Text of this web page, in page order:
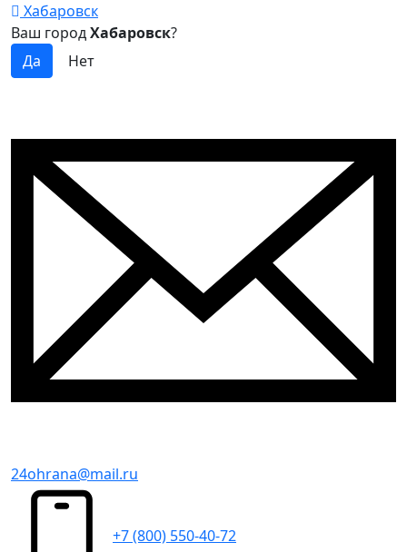
Хабаровск
Ваш городХабаровск?
24ohrana@mail.ru
+7 (800) 550-40-72